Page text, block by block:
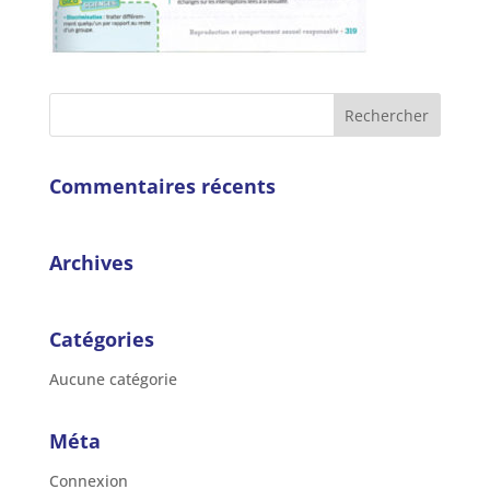
Commentaires récents
Archives
Catégories
Aucune catégorie
Méta
Connexion